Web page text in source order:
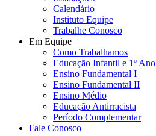
Calendário
Instituto Equipe
Trabalhe Conosco
Em Equipe
Como Trabalhamos
Educação Infantil e 1º Ano
Ensino Fundamental I
Ensino Fundamental II
Ensino Médio
Educação Antirracista
Período Complementar
Fale Conosco